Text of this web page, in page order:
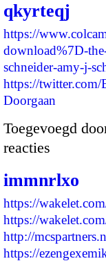
qkyrteqj
https://
download%7D-
schneider-amy-j-
https://
Doorgaan
Toegevoegd
reacties
immnrlxo
https://
https://
http://
https://